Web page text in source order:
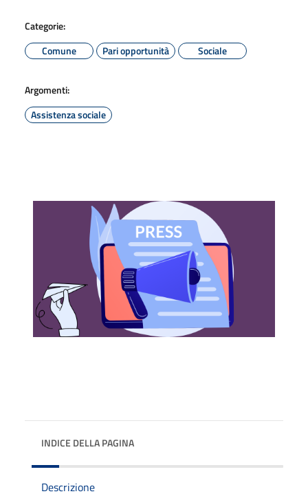
Categorie:
Comune
Pari opportunità Sociale
Argomenti:
Assistenza sociale
INDICE DELLA PAGINA
Descrizione